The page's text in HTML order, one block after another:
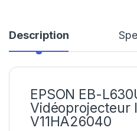
Description
EPSON EB-
Vidéoprojecteur
V11HA26040